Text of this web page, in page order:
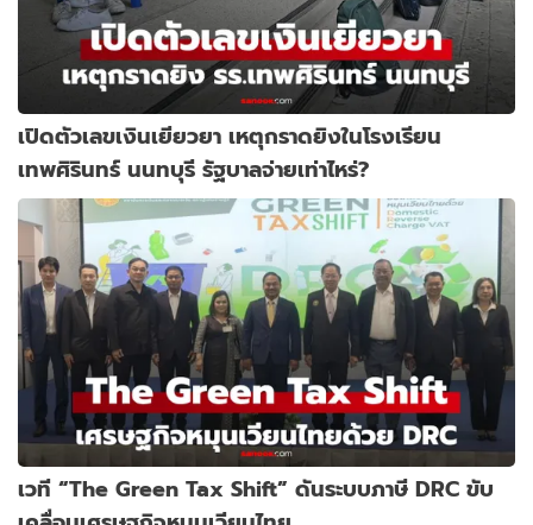
เปิดตัวเลขเงินเยียวยา เหตุกราดยิงในโรงเรียน
เทพศิรินทร์ นนทบุรี รัฐบาลจ่ายเท่าไหร่?
เวที “The Green Tax Shift” ดันระบบภาษี DRC ขับ